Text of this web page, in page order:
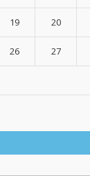
19 20
26 27